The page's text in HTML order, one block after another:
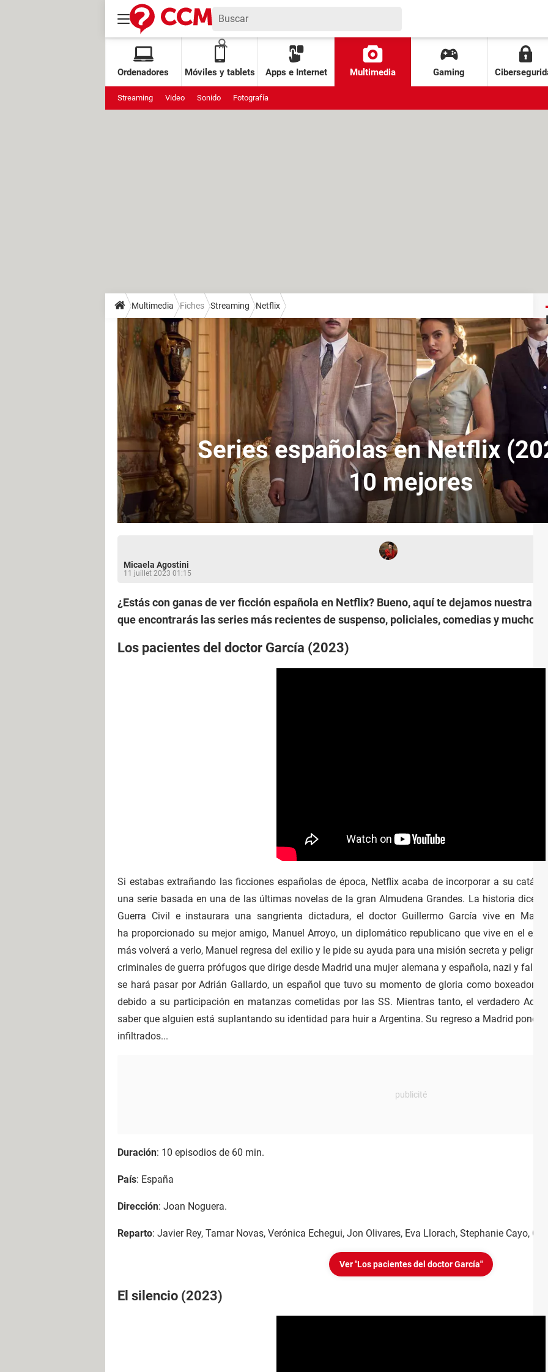
Ordenadores Móviles y tablets Apps e Internet Multimedia Gaming
Streaming Video Sonido Fotografía
Multimedia Fiches Streaming Netflix
Series españolas en Netflix
10 mejores
Micaela Agostini
11 juillet 2023 01:15
¿Estás con ganas de ver ficción española en Netflix? Bueno, aquí te dejamos nuestra
que encontrarás las series más recientes de suspenso, policiales, comedias y muchos
Los pacientes del doctor García (2023)
Si estabas extrañando las ficciones españolas de época, Netflix acaba de incorporar a su
una serie basada en una de las últimas novelas de la gran Almudena Grandes. La historia dice
Guerra Civil e instaurara una sangrienta dictadura, el doctor Guillermo García vive en
ha proporcionado su mejor amigo, Manuel Arroyo, un diplomático republicano que vive en el
más volverá a verlo, Manuel regresa del exilio y le pide su ayuda para una misión secreta y
criminales de guerra prófugos que dirige desde Madrid una mujer alemana y española, nazi y
se hará pasar por Adrián Gallardo, un español que tuvo su momento de gloria como boxeador y
debido a su participación en matanzas cometidas por las SS. Mientras tanto, el verdadero
saber que alguien está suplantando su identidad para huir a Argentina. Su regreso a Madrid pone
infiltrados...
Duración: 10 episodios de 60 min.
País: España
Dirección: Joan Noguera.
Reparto: Javier Rey, Tamar Novas, Verónica Echegui, Jon Olivares, Eva Llorach, Stephanie Cayo,
Ver "Los pacientes del doctor García"
El silencio (2023)